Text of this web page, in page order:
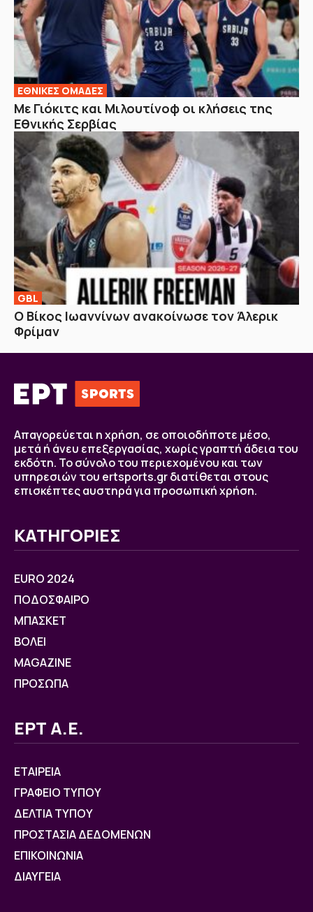
EΘΝΙΚΕΣ OΜΑΔΕΣ
Με Γιόκιτς και Μιλουτίνοφ οι κλήσεις της
Εθνικής Σερβίας
GBL
Ο Βίκος Ιωαννίνων ανακοίνωσε τον Άλερικ
Φρίμαν
Απαγορεύεται η χρήση, σε οποιοδήποτε μέσο,
μετά ή άνευ επεξεργασίας, χωρίς γραπτή άδεια του
εκδότη. Το σύνολο του περιεχομένου και των
υπηρεσιών του ertsports.gr διατίθεται στους
επισκέπτες αυστηρά για προσωπική χρήση.
ΚΑΤΗΓΟΡΙΕΣ
EURO 2024
ΠΟΔΟΣΦΑΙΡΟ
ΜΠΑΣΚΕΤ
ΒOΛΕΙ
MAGAZINE
ΠΡΟΣΩΠΑ
ΕΡΤ Α.Ε.
ΕΤΑΙΡΕΙΑ
ΓΡΑΦΕΙΟ ΤΥΠΟΥ
ΔΕΛΤΙΑ ΤΥΠΟΥ
ΠΡΟΣΤΑΣΙΑ ΔΕΔΟΜΕΝΩΝ
ΕΠΙΚΟΙΝΩΝΙΑ
ΔΙΑΥΓΕΙΑ